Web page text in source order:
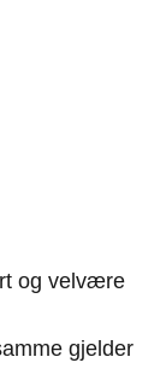
og velvære
gjelder